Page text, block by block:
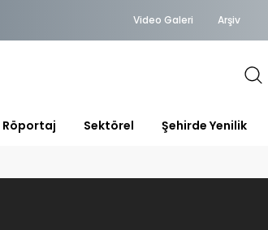
Video Galeri Arşiv
Röportaj Sektörel Şehirde Yenilik